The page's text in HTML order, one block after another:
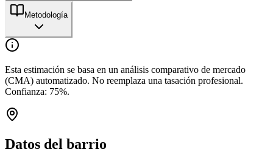
Metodología
Esta estimación se basa en un análisis comparativo de mercado
(CMA) automatizado. No reemplaza una tasación profesional.
Confianza: 75%.
Datos del barrio